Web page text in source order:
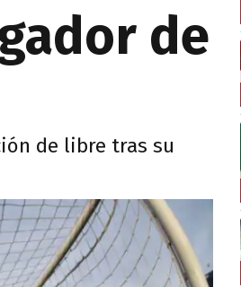
de
de libre tras su